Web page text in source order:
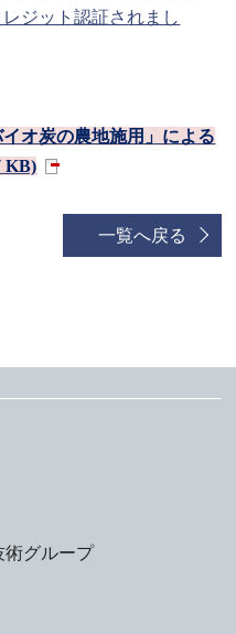
ジット認証されまし
オ炭の農地施用」による
KB)
一覧へ戻る
グループ